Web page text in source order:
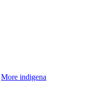
More indigena